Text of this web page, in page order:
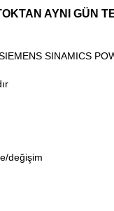
AYNI GÜN
SINAMICS
değişim